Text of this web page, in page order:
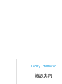
Facility Information
施設案内